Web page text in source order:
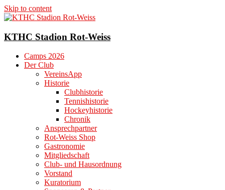
Skip to content
KTHC Stadion Rot-Weiss
Camps 2026
Der Club
VereinsApp
Historie
Clubhistorie
Tennishistorie
Hockeyhistorie
Chronik
Ansprechpartner
Rot-Weiss Shop
Gastronomie
Mitgliedschaft
Club- und Hausordnung
Vorstand
Kuratorium